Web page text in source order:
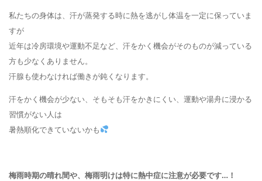
私たちの身体は、汗が蒸発する時に熱を逃がし体温を一定に保っていま
すが
近年は冷房環境や運動不足など、汗をかく機会がそのものが減っている
方も少なくありません。
汗腺も使わなければ働きが鈍くなります。
汗をかく機会が少ない、そもそも汗をかきにくい、運動や湯舟に浸かる
習慣がない人は
暑熱順化できていないかも
梅雨時期の晴れ間や、梅雨明けは特に熱中症に注意が必要です…！